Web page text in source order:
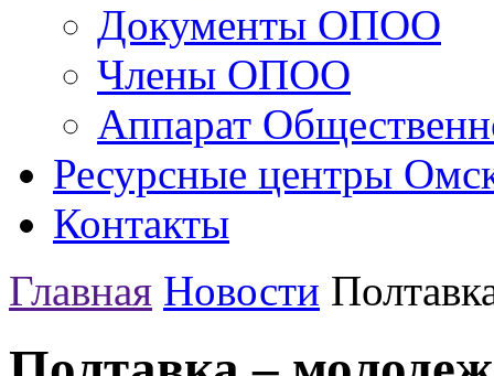
Документы ОПОО
Члены ОПОО
Аппарат
Ресурсные центры
Контакты
Главная Новости